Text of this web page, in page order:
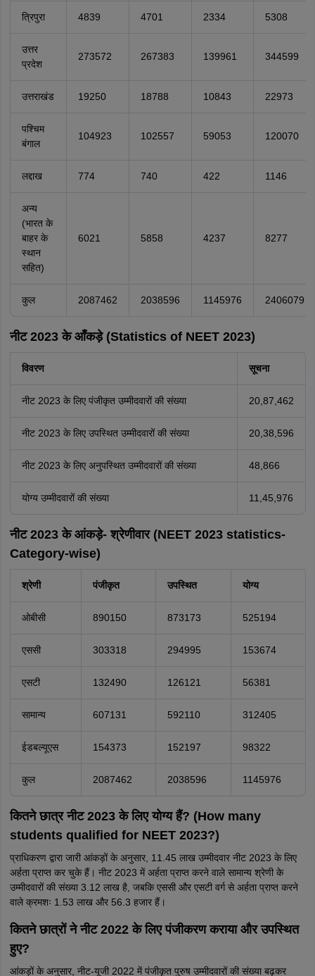
त्रिपुरा 4839 4701 2334 5308
उत्तर
प्रदेश
273572 267383 139961 344599
उत्तराखंड 19250 18788 10843 22973
पश्चिम
बंगाल
104923 102557 59053 120070
लद्दाख 774 740 422 1146
अन्य
(भारत के
बाहर के
स्थान
सहित)
6021 5858 4237 8277
कुल 2087462 2038596 1145976 2406079
नीट 2023 के आँकड़े (Statistics of NEET 2023)
विवरण सूचना
नीट 2023 के लिए पंजीकृत उम्मीदवारों की संख्या 20,87,462
नीट 2023 के लिए उपस्थित उम्मीदवारों की संख्या 20,38,596
नीट 2023 के लिए अनुपस्थित उम्मीदवारों की संख्या 48,866
योग्य उम्मीदवारों की संख्या 11,45,976
नीट 2023 के आंकड़े- श्रेणीवार (NEET 2023 statistics-
Category-wise)
श्रेणी पंजीकृत उपस्थित योग्य
ओबीसी 890150 873173 525194
एससी 303318 294995 153674
एसटी 132490 126121 56381
सामान्य 607131 592110 312405
ईडबल्यूएस 154373 152197 98322
कुल 2087462 2038596 1145976
कितने छात्र नीट 2023 के लिए योग्य हैं? (How many
students qualified for NEET 2023?)
प्राधिकरण द्वारा जारी आंकड़ों के अनुसार, 11.45 लाख उम्मीदवार नीट 2023 के लिए
अर्हता प्राप्त कर चुके हैं। नीट 2023 में अर्हता प्राप्त करने वाले सामान्य श्रेणी के
उम्मीदवारों की संख्या 3.12 लाख है, जबकि एससी और एसटी वर्ग से अर्हता प्राप्त करने
वाले क्रमशः 1.53 लाख और 56.3 हजार हैं।
कितने छात्रों ने नीट 2022 के लिए पंजीकरण कराया और उपस्थित
हुए?
आंकड़ों के अनुसार, नीट-यूजी 2022 में पंजीकृत पुरुष उम्मीदवारों की संख्या बढ़कर